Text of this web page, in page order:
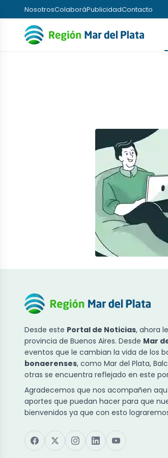
NosotrosColaboráPublicidadContacto
Desde este Portal de Noticias, ahora
provincia de Buenos Aires. Desde Mar
eventos que le cambian la vida de los
bonaerenses, como Mar del Plata,
otras se encuentra reflejado en este
Agradecemos que nos acompañen
aportes que puedan hacer para que
bienvenidos ya que con esto